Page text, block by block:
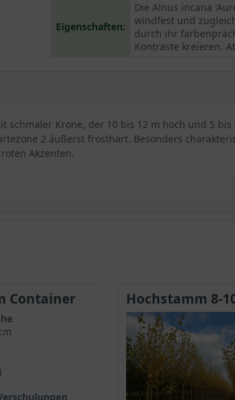
Eigenschaften:
Die Alnus incana
windfest und
durch ihr
Kontraste kreieren.
Krone, der 10 bis 12 m hoch und 5
2 äußerst frosthart. Besonders
Akzenten.
Erlen. Hinzu kommt das lateinische Wort
Borke und des Blattwerks auch
den großen Sträuchern oder auch kleinen
Container Hochstamm 8-